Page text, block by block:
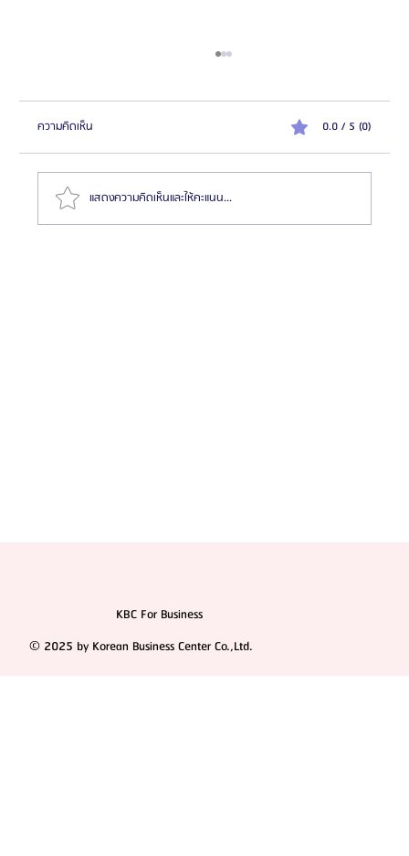
ความคิดเห็น 0.0 / 5 (0)
แสดงความคิดเห็นและให้คะแนน...
KBC For Business
© 2025 by Korean Business Center Co.,Ltd.